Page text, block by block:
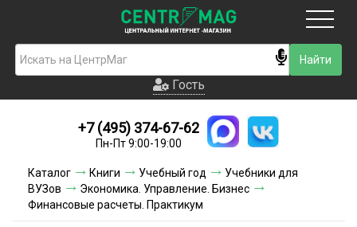
Гость
Новинки
Условия доставки
Условия оплаты
Гость
+7 (495) 374-67-62
Пн-Пт 9:00-19:00
Каталог Книги Учебный год
Учебники для
ВУЗов
Экономика. Управление. Бизнес
Финансовые расчеты. Практикум